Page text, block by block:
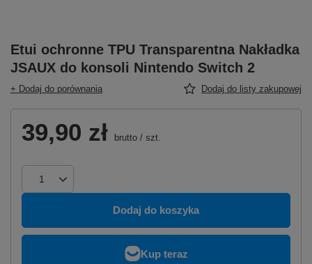
Etui ochronne TPU Transparentna Nakładka
JSAUX do konsoli Nintendo Switch 2
+ Dodaj do porównania Dodaj do listy zakupowej
39,90 zł brutto / szt.
Dodaj do koszyka